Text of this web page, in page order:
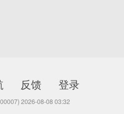
反馈 登录
2026-08-08 03:32